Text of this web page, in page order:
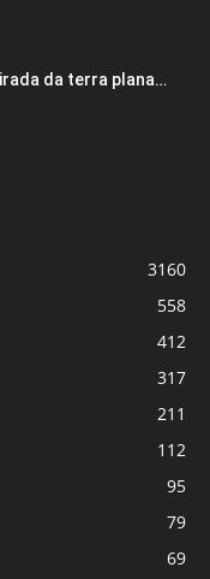
da terra plana…
3160
558
412
317
211
112
95
79
69